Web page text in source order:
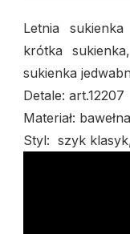
Letnia
krótka
sukienka
Detale: art.12207
Materiał: bawełna
Styl: szyk